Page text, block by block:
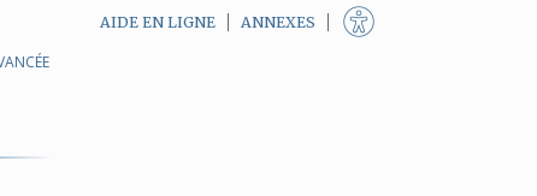
AIDE EN LIGNE ANNEXES